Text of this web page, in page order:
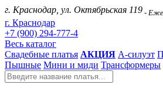
г. Краснодар, ул. Октябрьская 119 -
г. Краснодар
+7 (900) 294-777-4
Весь каталог
Свадебные платья АКЦИЯ А-силуэт
Пышные Мини и миди Трансформеры